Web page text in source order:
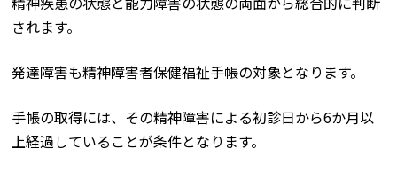
されます。
発達障害も精神障害者保健福祉手帳の対象となります。
手帳の取得には、その精神障害による初診日から6か月以
上経過していることが条件となります。